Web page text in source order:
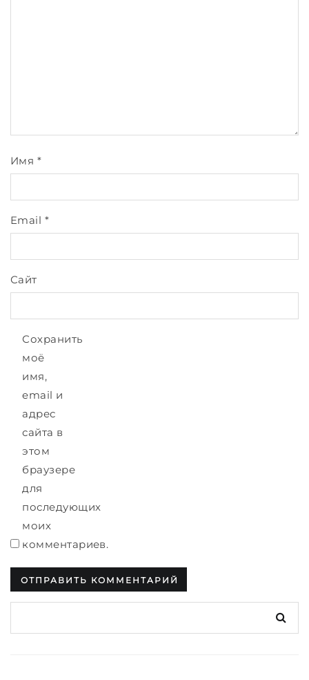
Имя *
Email *
Сайт
Сохранить
моё
имя,
email и
адрес
сайта в
этом
браузере
для
последующих
моих
комментариев.